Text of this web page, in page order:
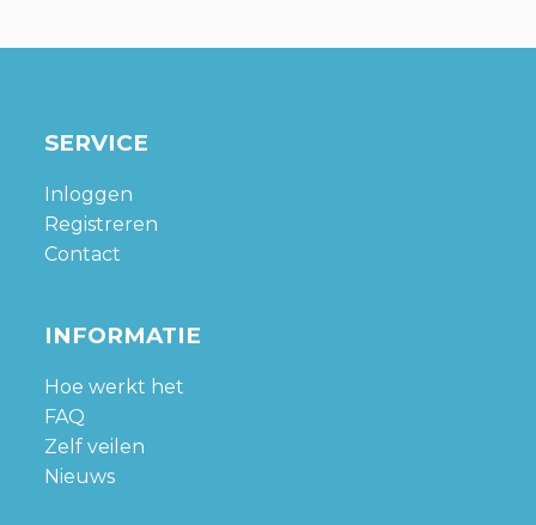
SERVICE
Inloggen
Registreren
Contact
INFORMATIE
Hoe werkt het
FAQ
Zelf veilen
Nieuws